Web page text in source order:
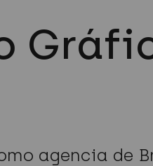
agencia de